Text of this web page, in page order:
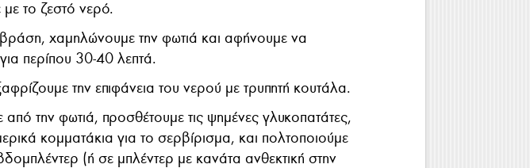
με το ζεστό νερό.
χαμηλώνουμε την φωτιά και αφήνουμε να
περίπου 30-40 λεπτά.
την επιφάνεια του νερού με τρυπητή κουτάλα.
την φωτιά, προσθέτουμε τις ψημένες γλυκοπατάτες,
κομματάκια για το σερβίρισμα, και πολτοποιούμε
(ή σε μπλέντερ με κανάτα ανθεκτική στην